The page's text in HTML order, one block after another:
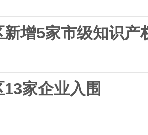
增5家市级知识产
家企业入围